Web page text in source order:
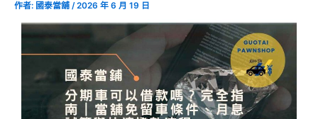
作者: 國泰當舖 /2026 年 6 月 19 日